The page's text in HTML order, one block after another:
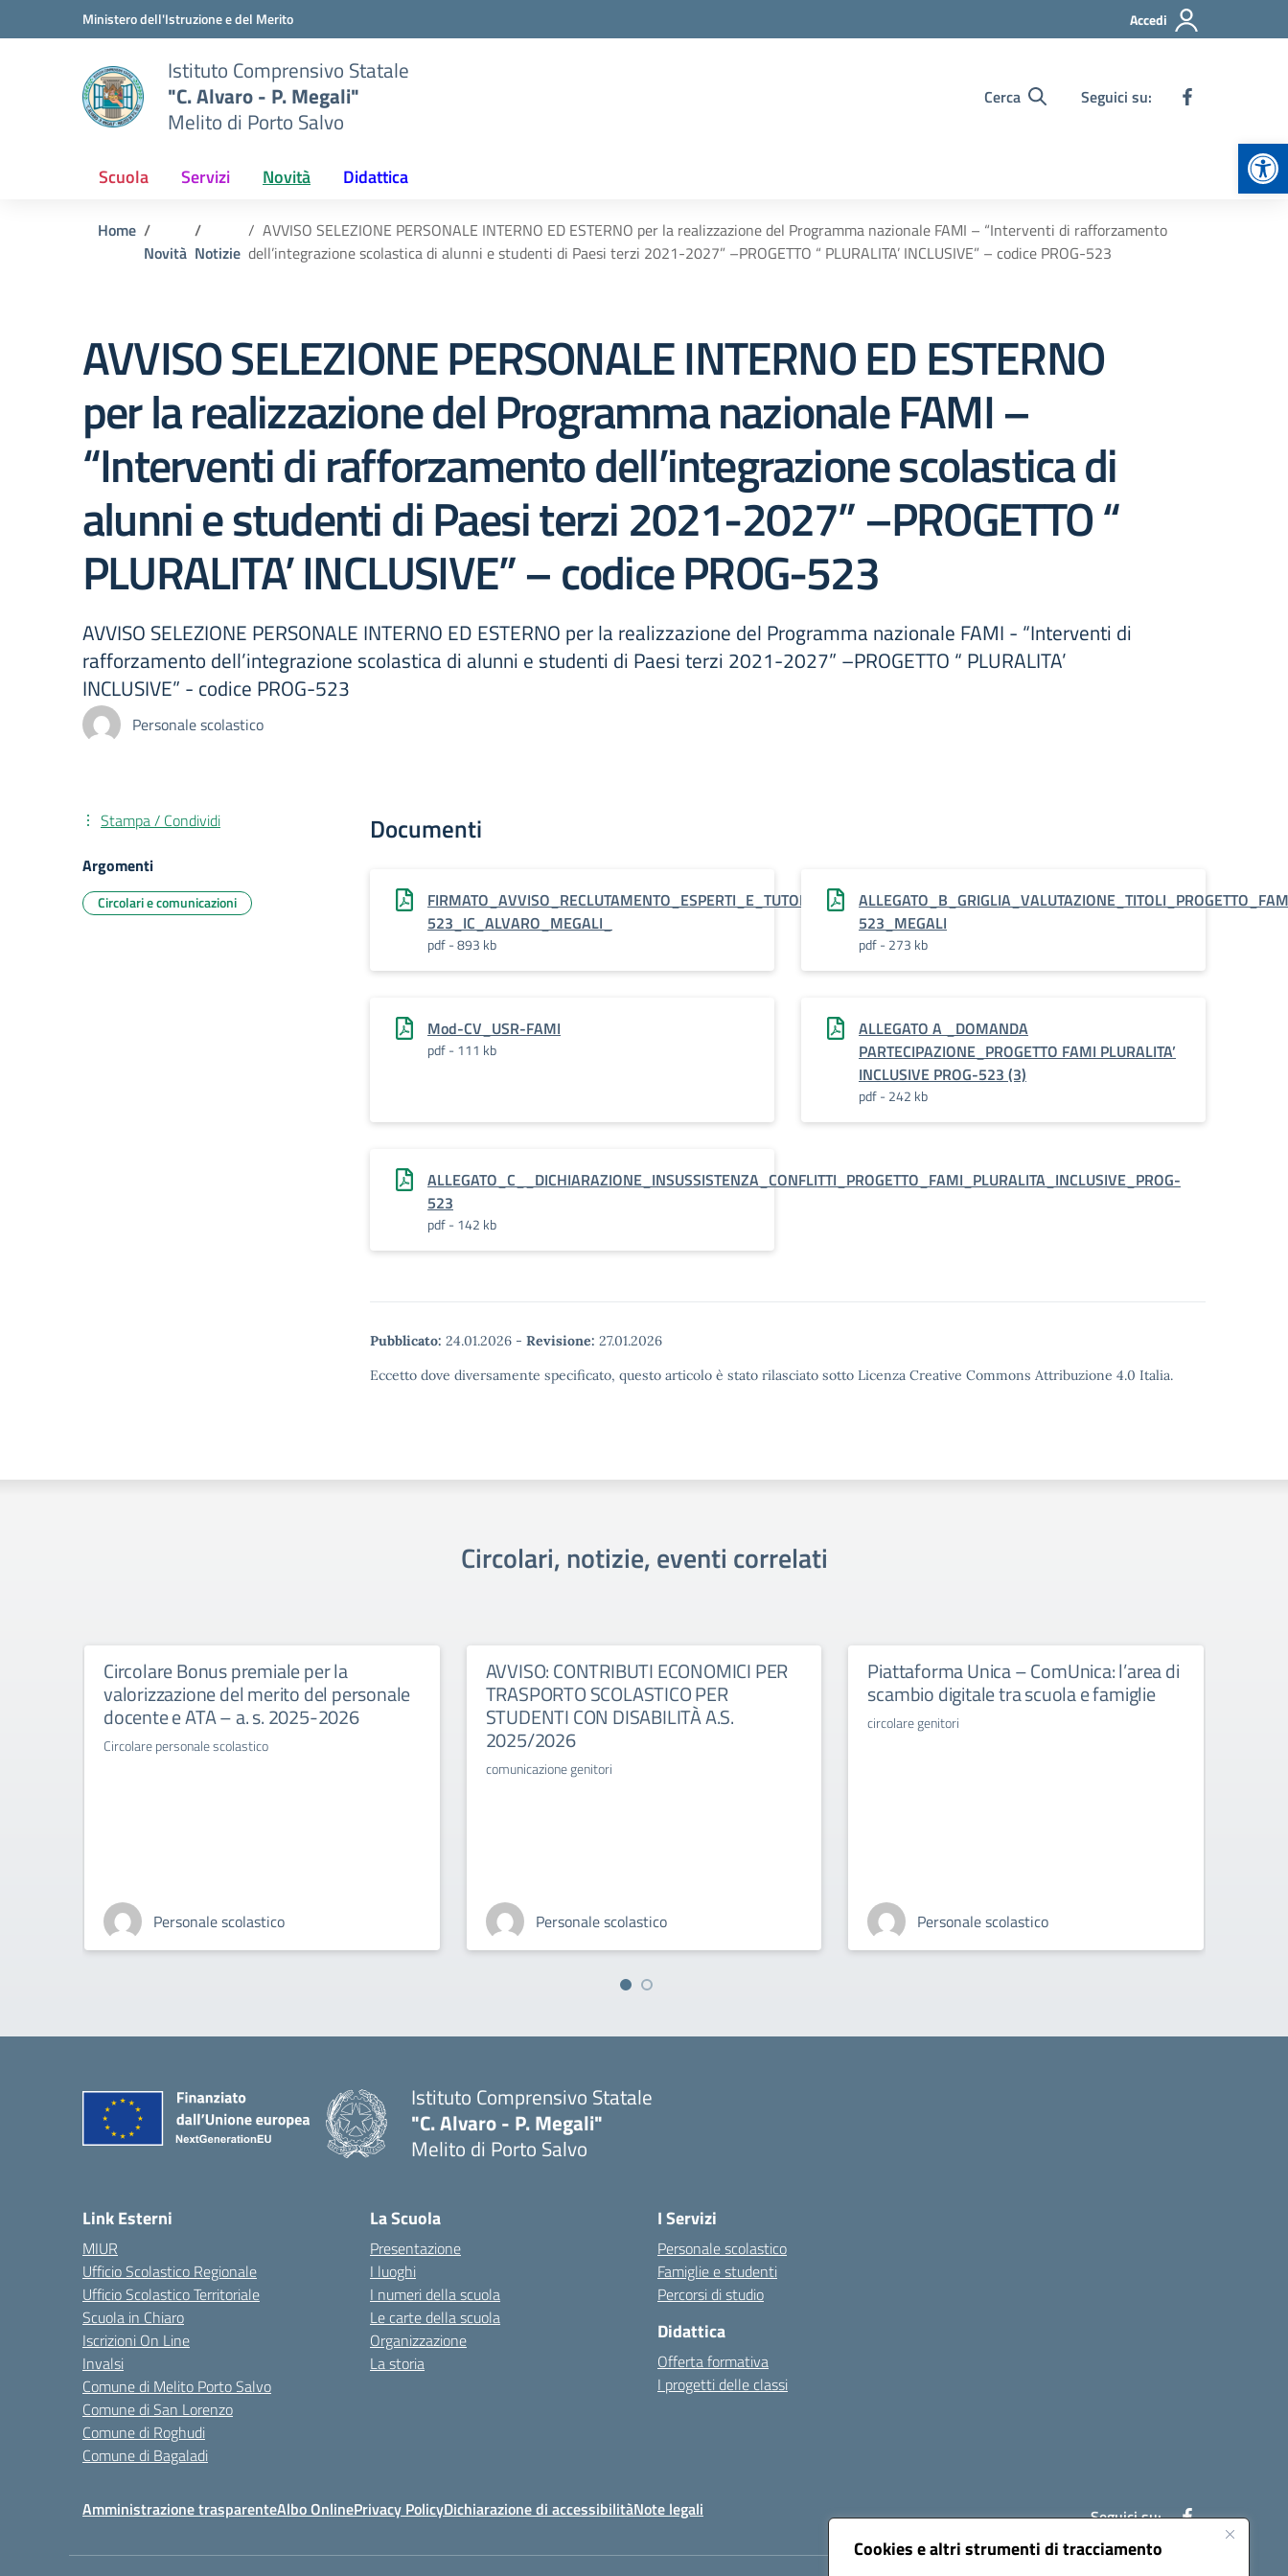
Cookies e altri strumenti di tracciamento
Vai ai contenuti
Vai al menu di navigazioneMinistero dell'Istruzione e del Merito Accedi
Istituto Comprensivo Statale
"C. Alvaro - P. Megali"
Melito di Porto Salvo
Cerca Seguici su:
Scuola Servizi Novità Didattica
Home
Novità Notizie
AVVISO SELEZIONE PERSONALE INTERNO ED ESTERNO per la realizzazione del Programma nazionale FAMI – “Interventi di rafforzamento
dell’integrazione scolastica di alunni e studenti di Paesi terzi 2021-2027” –PROGETTO “ PLURALITA’ INCLUSIVE” – codice PROG-523
AVVISO SELEZIONE PERSONALE INTERNO ED ESTERNO
per la realizzazione del Programma nazionale FAMI –
“Interventi di rafforzamento dell’integrazione scolastica di
alunni e studenti di Paesi terzi 2021-2027” –PROGETTO “
PLURALITA’ INCLUSIVE” – codice PROG-523
AVVISO SELEZIONE PERSONALE INTERNO ED ESTERNO per la realizzazione del Programma nazionale FAMI - “Interventi di
rafforzamento dell’integrazione scolastica di alunni e studenti di Paesi terzi 2021-2027” –PROGETTO “ PLURALITA’
INCLUSIVE” - codice PROG-523
Personale scolastico
Documenti
FIRMATO_AVVISO_RECLUTAMENTO_ESPERTI_E_TUTOR__PROGETTO_PLURALITA_INCLUSIVE_PROG-
523_IC_ALVARO_MEGALI_
pdf - 893 kb
523_MEGALI
pdf - 273 kb
Mod-CV_USR-FAMI
pdf - 111 kb
ALLEGATO A _DOMANDA
PARTECIPAZIONE_PROGETTO FAMI PLURALITA’
INCLUSIVE PROG-523 (3)
pdf - 242 kb
ALLEGATO_C__DICHIARAZIONE_INSUSSISTENZA_CONFLITTI_PROGETTO_FAMI_PLURALITA_INCLUSIVE_PROG-
523
pdf - 142 kb
Pubblicato: 24.01.2026 - Revisione: 27.01.2026
Eccetto dove diversamente specificato, questo articolo è stato rilasciato sotto Licenza Creative Commons Attribuzione 4.0 Italia.
Stampa / Condividi
Argomenti
Circolari e comunicazioni
Circolari, notizie, eventi correlati
Circolare Bonus premiale per la
valorizzazione del merito del personale
docente e ATA – a. s. 2025-2026
Circolare personale scolastico
Personale scolastico
AVVISO: CONTRIBUTI ECONOMICI PER
TRASPORTO SCOLASTICO PER
STUDENTI CON DISABILITÀ A.S.
2025/2026
comunicazione genitori
Personale scolastico
Piattaforma Unica – ComUnica: l’area di
scambio digitale tra scuola e famiglie
circolare genitori
Personale scolastico
Istituto Comprensivo Statale
"C. Alvaro - P. Megali"
Melito di Porto Salvo
Link Esterni
MIUR
Ufficio Scolastico Regionale
Ufficio Scolastico Territoriale
Scuola in Chiaro
Iscrizioni On Line
Invalsi
Comune di Melito Porto Salvo
Comune di San Lorenzo
Comune di Roghudi
Comune di Bagaladi
La Scuola
Presentazione
I luoghi
I numeri della scuola
Le carte della scuola
Organizzazione
La storia
I Servizi
Personale scolastico
Famiglie e studenti
Percorsi di studio
Didattica
Offerta formativa
I progetti delle classi
Amministrazione trasparenteAlbo OnlinePrivacy PolicyDichiarazione di accessibilitàNote legali Seguici su: